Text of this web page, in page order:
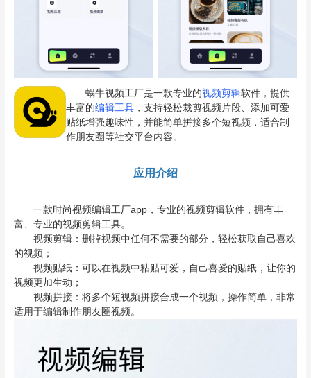
蜗牛视频工厂是一款专业的视频剪辑软件，提供
丰富的编辑工具，支持轻松裁剪视频片段、添加可爱
贴纸增强趣味性，并能简单拼接多个短视频，适合制
作朋友圈等社交平台内容。
应用介绍
一款时尚视频编辑工厂app，专业的视频剪辑软件，拥有丰
富、专业的视频剪辑工具。
视频剪辑：删掉视频中任何不需要的部分，轻松获取自己喜欢
的视频；
视频贴纸：可以在视频中粘贴可爱，自己喜爱的贴纸，让你的
视频更加生动；
视频拼接：将多个短视频拼接合成一个视频，操作简单，非常
适用于编辑制作朋友圈视频。